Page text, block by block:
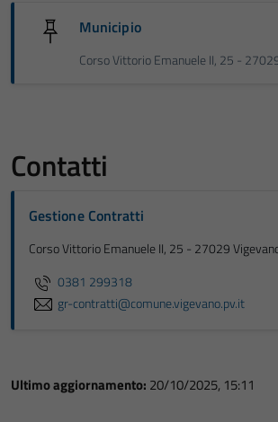
Municipio
Corso Vittorio Emanuele II, 25 -
Contatti
Gestione Contratti
Corso Vittorio Emanuele II, 25 - 27029
0381 299318
gr-contratti@comune.vigevano.pv.it
Ultimo aggiornamento: 20/10/2025, 15:11